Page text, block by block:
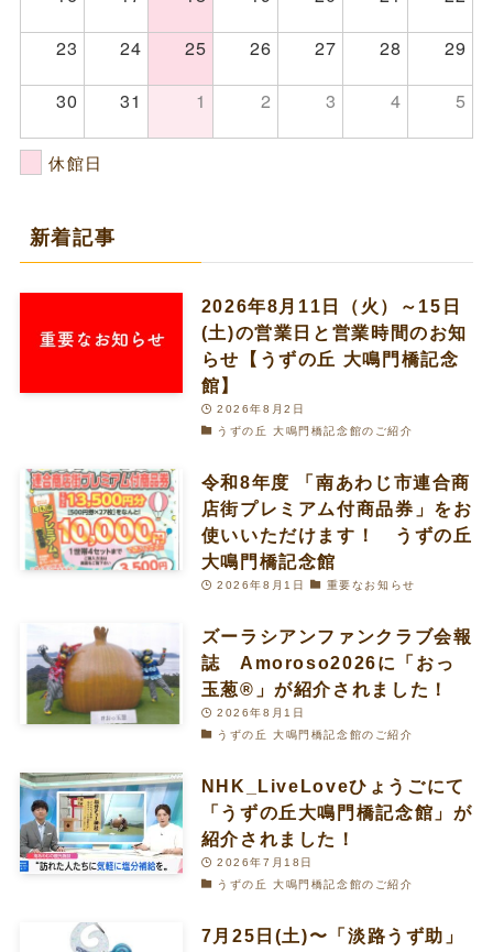
23
24 25 26 27 28
29
30
31 1 2 3 4 5
休館日
新着記事
2026年8月11日（火）～15日
(土)の営業日と営業時間のお知
らせ【うずの丘 大鳴門橋記念
館】
2026年8月2日
うずの丘 大鳴門橋記念館のご紹介
令和8年度 「南あわじ市連合商
店街プレミアム付商品券」をお
使いいただけます！ うずの丘
大鳴門橋記念館
2026年8月1日 重要なお知らせ
ズーラシアンファンクラブ会報
誌 Amoroso2026に「おっ
玉葱®︎」が紹介されました！
2026年8月1日
うずの丘 大鳴門橋記念館のご紹介
NHK_LiveLoveひょうごにて
「うずの丘大鳴門橋記念館」が
紹介されました！
2026年7月18日
うずの丘 大鳴門橋記念館のご紹介
7月25日(土)〜「淡路うず助」